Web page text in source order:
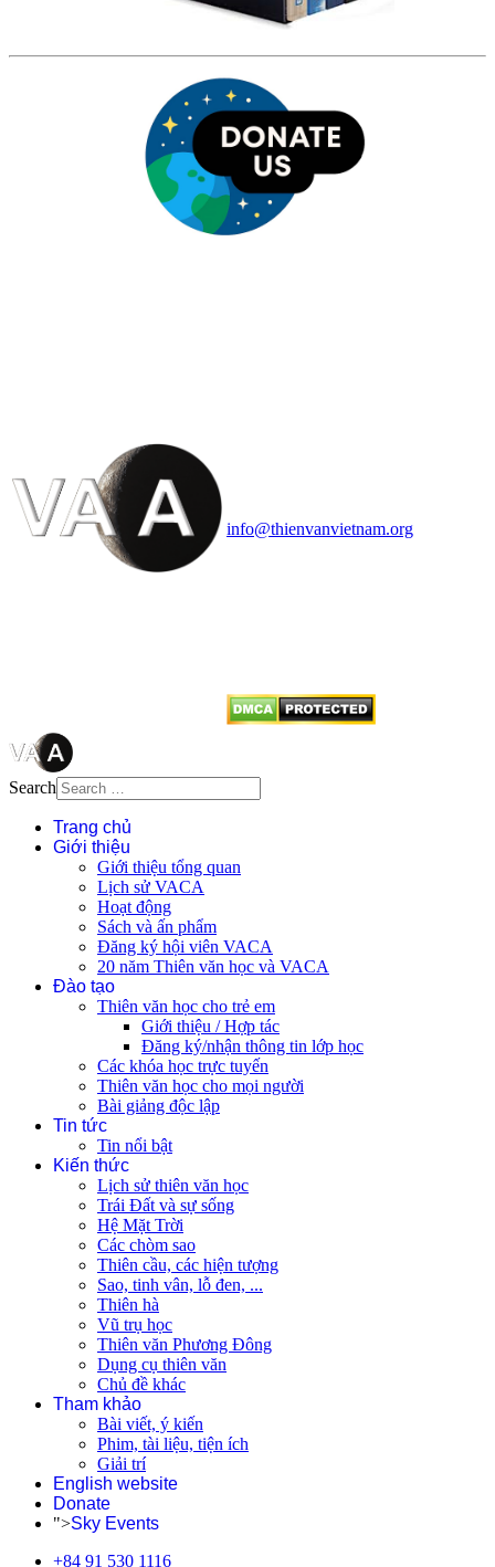
info@thienvanvietnam.org
Search
Trang chủ
Giới thiệu
Giới thiệu tổng quan
Lịch sử VACA
Hoạt động
Sách và ấn phẩm
Đăng ký hội viên VACA
20 năm Thiên văn học và VACA
Đào tạo
Thiên văn học cho trẻ em
Giới thiệu / Hợp tác
Đăng ký/nhận thông tin lớp học
Các khóa học trực tuyến
Thiên văn học cho mọi người
Bài giảng độc lập
Tin tức
Tin nổi bật
Kiến thức
Lịch sử thiên văn học
Trái Đất và sự sống
Hệ Mặt Trời
Các chòm sao
Thiên cầu, các hiện tượng
Sao, tinh vân, lỗ đen, ...
Thiên hà
Vũ trụ học
Thiên văn Phương Đông
Dụng cụ thiên văn
Chủ đề khác
Tham khảo
Bài viết, ý kiến
Phim, tài liệu, tiện ích
Giải trí
English website
Donate
">Sky Events
+84 91 530 1116